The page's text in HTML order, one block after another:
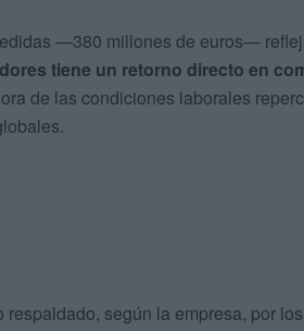
—380 millones de euros—
tiene un retorno directo en
de las condiciones laborales
según la empresa, por